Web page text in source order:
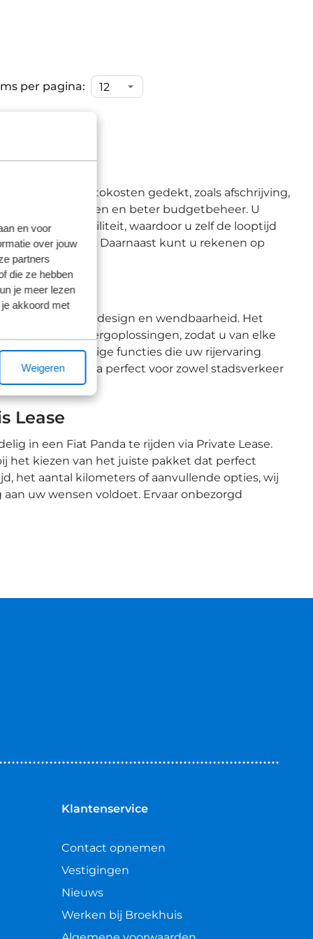
en voor
over jouw
partners
die ze hebben
je meer lezen
akkoord met
Weigeren
per pagina:
worden alle autokosten gedekt, zoals afschrijving,
kosten en beter budgetbeheer. U
volledige flexibiliteit, waardoor u zelf de looptijd
passen. Daarnaast kunt u rekenen op
zijn speelse design en wendbaarheid. Het
slimme opbergoplossingen, zodat u van elke
en handige functies die uw rijervaring
is de Fiat Panda perfect voor zowel stadsverkeer
en het milieu.
Lease
in een Fiat Panda te rijden via Private Lease.
het kiezen van het juiste pakket dat perfect
het aantal kilometers of aanvullende opties, wij
uw wensen voldoet. Ervaar onbezorgd
Klantenservice
Contact opnemen
Vestigingen
Nieuws
Werken bij Broekhuis